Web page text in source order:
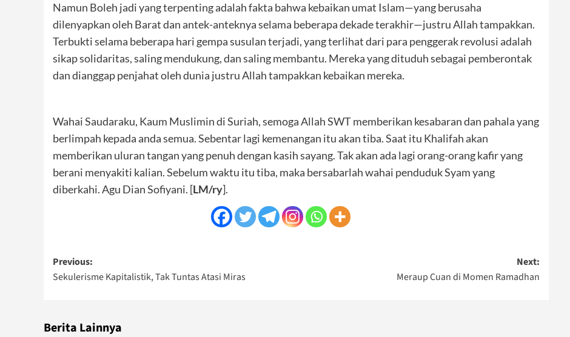
Namun Boleh jadi yang terpenting adalah fakta bahwa kebaikan umat Islam—yang berusaha
dilenyapkan oleh Barat dan antek-anteknya selama beberapa dekade terakhir—justru Allah tampakkan.
Terbukti selama beberapa hari gempa susulan terjadi, yang terlihat dari para penggerak revolusi adalah
sikap solidaritas, saling mendukung, dan saling membantu. Mereka yang dituduh sebagai pemberontak
dan dianggap penjahat oleh dunia justru Allah tampakkan kebaikan mereka.
Wahai Saudaraku, Kaum Muslimin di Suriah, semoga Allah SWT memberikan kesabaran dan pahala yang
berlimpah kepada anda semua. Sebentar lagi kemenangan itu akan tiba. Saat itu Khalifah akan
memberikan uluran tangan yang penuh dengan kasih sayang. Tak akan ada lagi orang-orang kafir yang
berani menyakiti kalian. Sebelum waktu itu tiba, maka bersabarlah wahai penduduk Syam yang
diberkahi. Agu Dian Sofiyani. [LM/ry].
Post
navigation
Previous:
Sekulerisme Kapitalistik, Tak Tuntas Atasi Miras
Next:
Meraup Cuan di Momen Ramadhan
Berita Lainnya